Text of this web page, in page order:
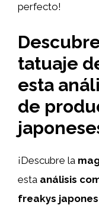
perfecto!
tatuaje
esta
de
¡Descubre la
esta análisis
freakys